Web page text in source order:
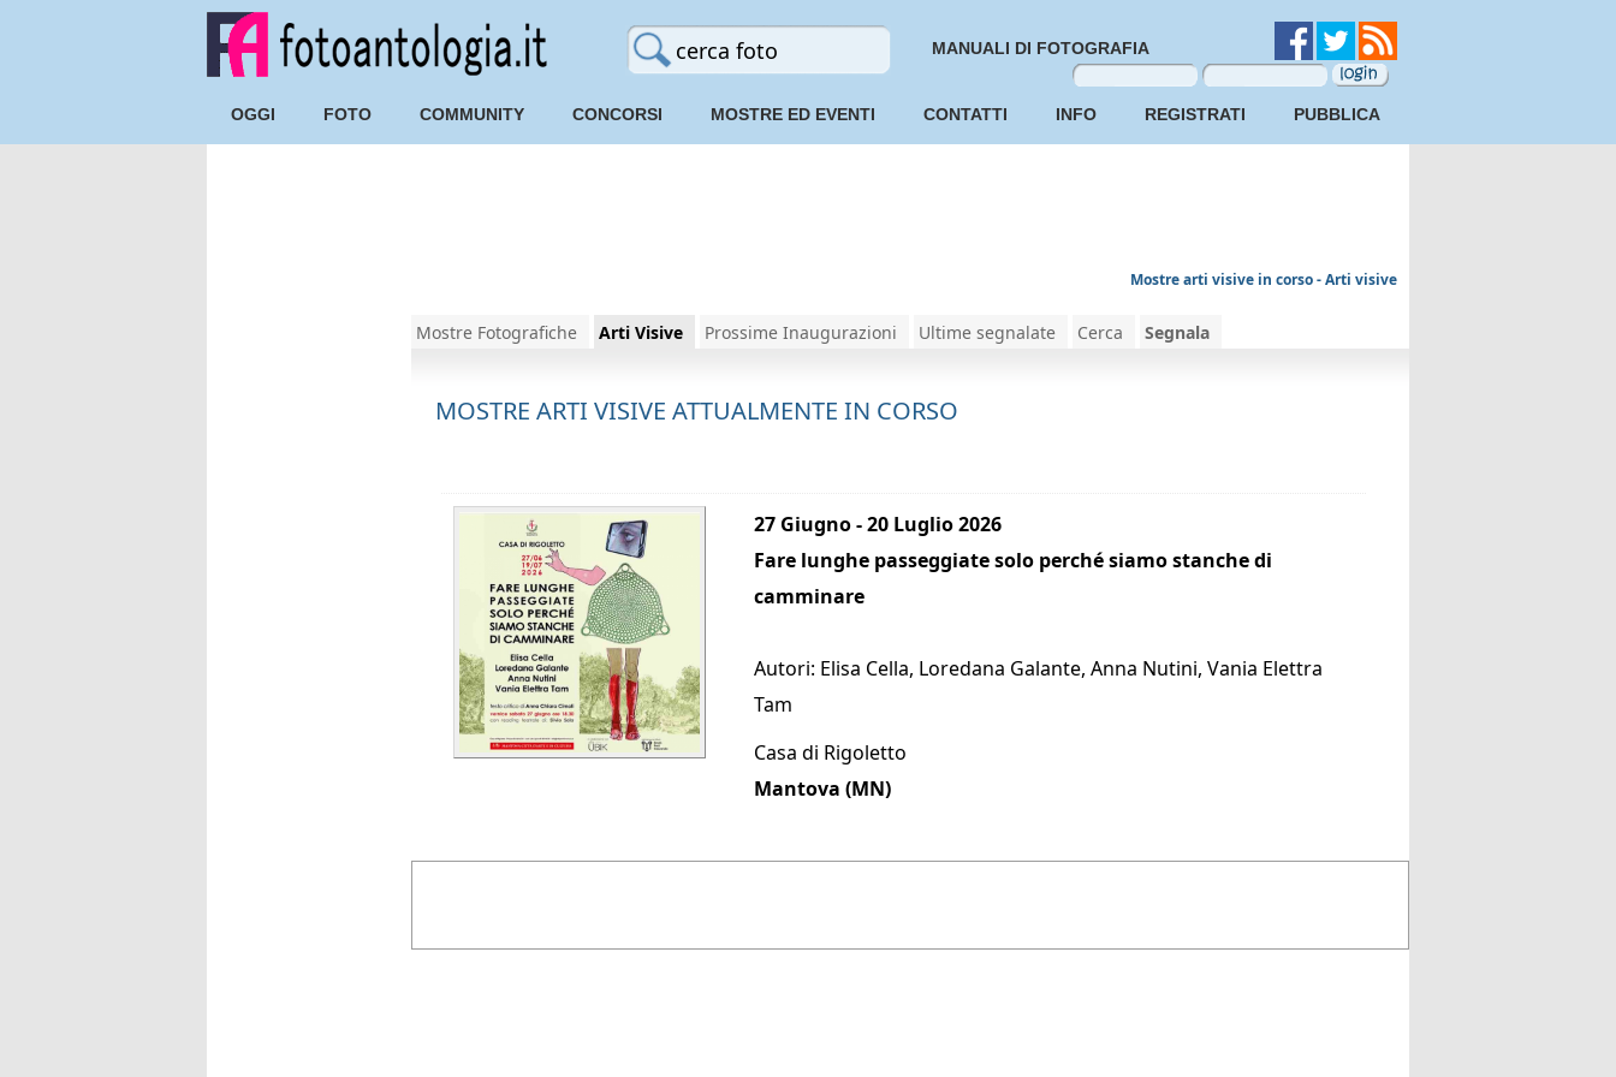
MANUALI DI FOTOGRAFIA
OGGI FOTO COMMUNITY CONCORSI MOSTRE ED EVENTI CONTATTI INFO REGISTRATI PUBBLICA
Mostre arti visive in corso - Arti visive
Mostre Fotografiche Arti Visive Prossime Inaugurazioni Ultime segnalate Cerca Segnala
MOSTRE ARTI VISIVE ATTUALMENTE IN CORSO
27 Giugno - 20 Luglio 2026
Fare lunghe passeggiate solo perché siamo stanche di
camminare
Autori: Elisa Cella, Loredana Galante, Anna Nutini, Vania Elettra
Tam
Casa di Rigoletto
Mantova (MN)